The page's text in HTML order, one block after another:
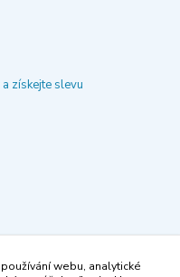
získejte slevu
webu, analytické